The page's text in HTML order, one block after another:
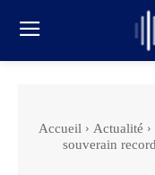
Accueil Actualité
souverain